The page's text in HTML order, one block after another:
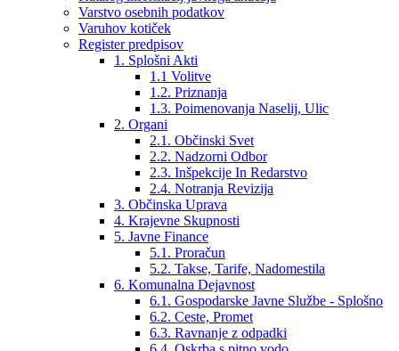
Varstvo osebnih podatkov
Varuhov kotiček
Register predpisov
1. Splošni Akti
1.1 Volitve
1.2. Priznanja
1.3. Poimenovanja Naselij, Ulic
2. Organi
2.1. Občinski Svet
2.2. Nadzorni Odbor
2.3. Inšpekcije In Redarstvo
2.4. Notranja Revizija
3. Občinska Uprava
4. Krajevne Skupnosti
5. Javne Finance
5.1. Proračun
5.2. Takse, Tarife, Nadomestila
6. Komunalna Dejavnost
6.1. Gospodarske Javne Službe - Splošno
6.2. Ceste, Promet
6.3. Ravnanje z odpadki